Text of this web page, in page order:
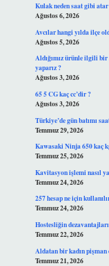
Kulak neden saat gibi
Ağustos 6, 2026
Avcılar hangi yılda ilçe
Ağustos 5, 2026
Aldığımız ürünle ilgili bir
yaparız ?
Ağustos 3, 2026
65 5 CG kaç cc’dir ?
Ağustos 3, 2026
Türkiye’de gün batımı
Temmuz 29, 2026
Kawasaki Ninja 650 kaç
Temmuz 25, 2026
Kavitasyon işlemi nasıl
Temmuz 24, 2026
257 hesap ne için
Temmuz 24, 2026
Hostesliğin
Temmuz 22, 2026
Aldatan bir kadın pişman
Temmuz 21, 2026